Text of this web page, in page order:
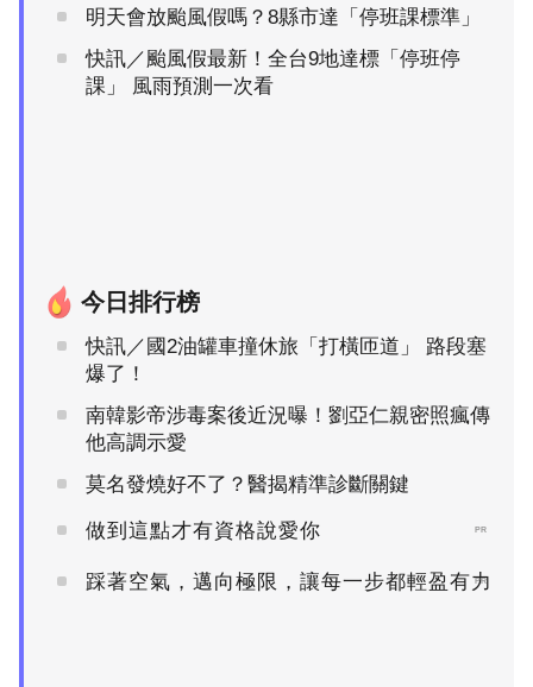
明天會放颱風假嗎？8縣市達「停班課標準」
快訊／颱風假最新！全台9地達標「停班停
課」 風雨預測一次看
今日排行榜
快訊／國2油罐車撞休旅「打橫匝道」 路段塞
爆了！
南韓影帝涉毒案後近況曝！劉亞仁親密照瘋傳
他高調示愛
莫名發燒好不了？醫揭精準診斷關鍵
做到這點才有資格說愛你 PR
踩著空氣，邁向極限，讓每一步都輕盈有力
PR